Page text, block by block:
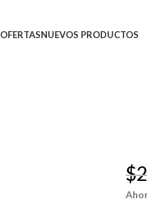
OFERTASNUEVOS PRODUCTOS
$